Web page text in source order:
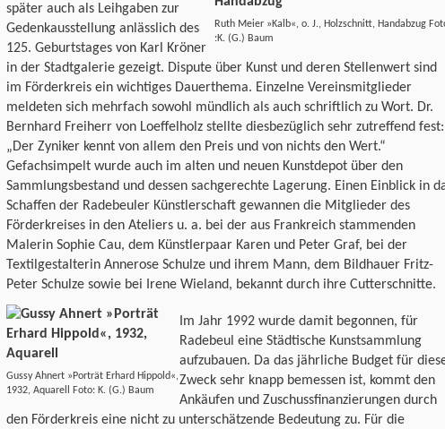
Ruth Meier »Kalb«, o. J., Holzschnitt, Handabzug
:K. (G.) Baum
später auch als Leihgaben zur
Gedenkausstellung anlässlich des
125. Geburtstages von Karl Kröner
in der Stadtgalerie gezeigt. Dispute über Kunst und deren Stellenwert sind
im Förderkreis ein wichtiges Dauerthema. Einzelne Vereinsmitglieder
meldeten sich mehrfach sowohl mündlich als auch schriftlich zu Wort. Dr.
Bernhard Freiherr von Loeffelholz stellte diesbezüglich sehr zutreffend fest:
„Der Zyniker kennt von allem den Preis und von nichts den Wert.“
Gefachsimpelt wurde auch im alten und neuen Kunstdepot über den
Sammlungsbestand und dessen sachgerechte Lagerung. Einen Einblick in
Schaffen der Radebeuler Künstlerschaft gewannen die Mitglieder des
Förderkreises in den Ateliers u. a. bei der aus Frankreich stammenden
Malerin Sophie Cau, dem Künstlerpaar Karen und Peter Graf, bei der
Textilgestalterin Annerose Schulze und ihrem Mann, dem Bildhauer Fritz-
Peter Schulze sowie bei Irene Wieland, bekannt durch ihre Cutterschnitte.
Gussy Ahnert »Porträt Erhard Hippold«,
1932, Aquarell Foto: K. (G.) Baum
Im Jahr 1992 wurde damit begonnen, für
Radebeul eine Städtische Kunstsammlung
aufzubauen. Da das jährliche Budget für
Zweck sehr knapp bemessen ist, kommt den
Ankäufen und Zuschussfinanzierungen durch
den Förderkreis eine nicht zu unterschätzende Bedeutung zu. Für die